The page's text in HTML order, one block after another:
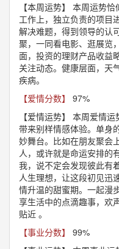
【本周运势】
本周运势恰
工作上，独立负责的项目
解决难题，得到领导的认
聚，一同看电影、逛展览
面，投资的理财产品收益
关注动态。健康层面，天
疾病。
【爱情分数】
97%
【爱情运势】
本周爱情运
带来别样情感体验。单身
妙舞台。比如在朋友聚会
人，或许就是命运安排的
我，说不定会发现彼此有
人生理想，让这段初见迅
情升温的甜蜜期。一起漫
享生活中的点滴趣事，欢
贴近 。
【事业分数】
99%